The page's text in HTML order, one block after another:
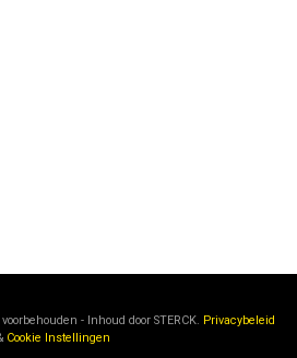
- Inhoud door STERCK. Privacybeleid
Cookie Instellingen